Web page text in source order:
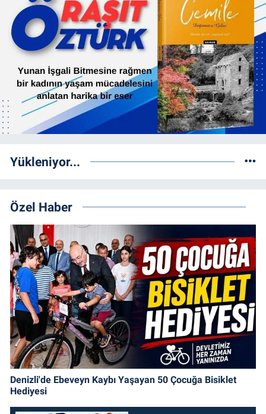
Yükleniyor...
Özel Haber
Denizli'de Ebeveyn Kaybı Yaşayan 50 Çocuğa Bisiklet
Hediyesi